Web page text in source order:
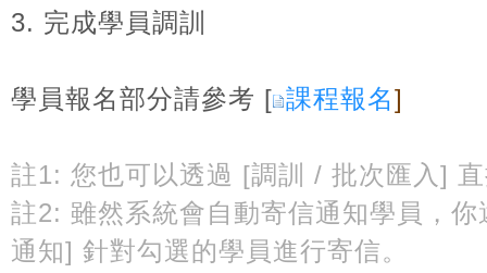
3. 完成學員調訓
學員報名部分請參考 [ 課程報名]
註1: 您也可以透過 [調訓 / 批次匯入]
註2: 雖然系統會自動寄信通知學員，
通知] 針對勾選的學員進行寄信。